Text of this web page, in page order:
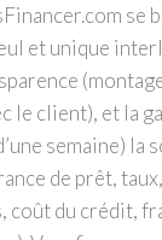
se
et unique
le client), et la
semaine) la
de prêt,
coût du crédit,